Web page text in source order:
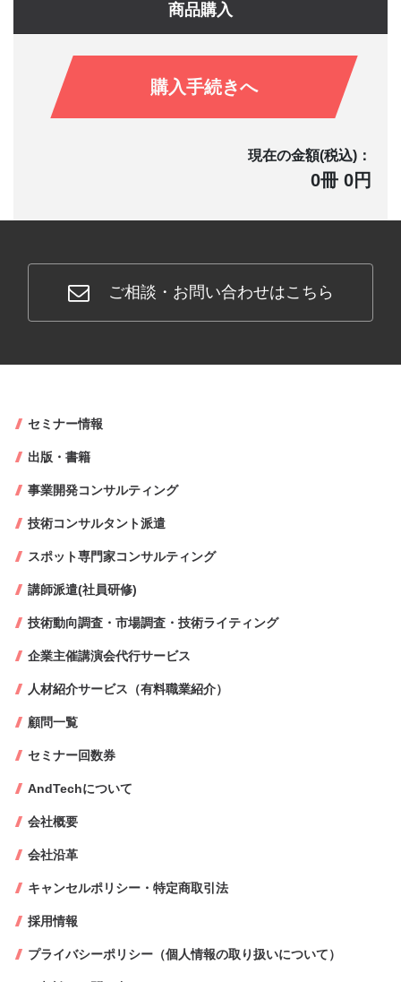
商品購入
購入手続きへ
現在の金額(税込)：
0冊 0円
ご相談・お問い合わせはこちら
セミナー情報
出版・書籍
事業開発コンサルティング
技術コンサルタント派遣
スポット専門家コンサルティング
講師派遣(社員研修)
技術動向調査・市場調査・技術ライティング
企業主催講演会代行サービス
人材紹介サービス（有料職業紹介）
顧問一覧
セミナー回数券
AndTechについて
会社概要
会社沿革
キャンセルポリシー・特定商取引法
採用情報
プライバシーポリシー（個人情報の取り扱いについて）